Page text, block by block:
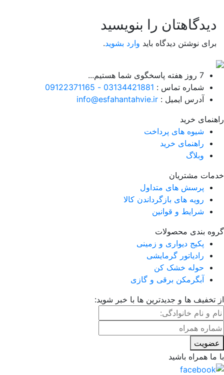
دیدگاهتان را بنویسید
برای نوشتن دیدگاه باید وارد بشوید.
7 روز هفته پاسخگوی شما هستیم...
شماره تماس : 03134421881 - 09122371165
آدرس ایمیل : info@esfahantahvie.ir
راهنمای خرید
شیوه های پرداخت
راهنمای خرید
وبلاگ
خدمات مشتریان
پرسش های متداول
رویه های بازگرداندن کالا
شرایط و قوانین
گروه بندی محصولات
پکیج دیواری و زمینی
رادیاتور گرمایشی
حوله خشک کن
آبگرمکن برقی و گازی
از تخفیف ها و جدیدترین ها با خبر شوید:
عضویت
با ما همراه باشید